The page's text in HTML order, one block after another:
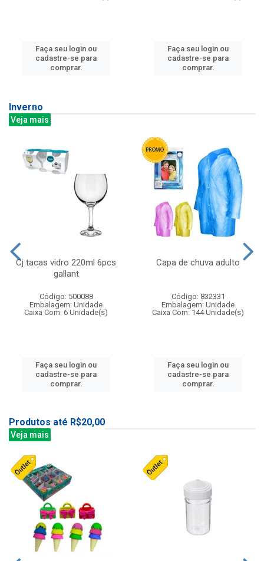
Faça seu login ou
cadastre-se para
comprar.
Faça seu login ou
cadastre-se para
comprar.
Inverno
Veja mais
Cj tacas vidro 220ml 6pcs
gallant
Código: 500088
Embalagem: Unidade
Caixa Com: 6 Unidade(s)
Faça seu login ou
cadastre-se para
comprar.
Capa de chuva adulto
Código: 832331
Embalagem: Unidade
Caixa Com: 144 Unidade(s)
Faça seu login ou
cadastre-se para
comprar.
Produtos até R$20,00
Veja mais